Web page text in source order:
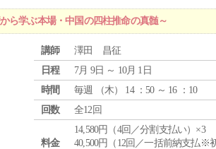
学ぶ本場・中国の四柱推命の真髄～
講師
澤田 昌征
日程
7月 9日 ～ 10月 1日
時間
毎週 （木） 14 ：50 ～ 16 ：10
回数
全12回
料金
14,580円（4回／分割支払い）×3
40,500円（12回／一括前納支払※